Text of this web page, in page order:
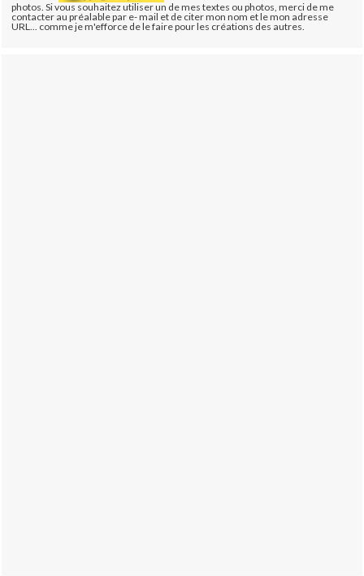
photos. Si vous souhaitez utiliser un de mes textes ou photos, merci de me
contacter au préalable par e- mail et de citer mon nom et le mon adresse
URL... comme je m'efforce de le faire pour les créations des autres.